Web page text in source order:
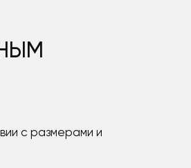
с размерами и